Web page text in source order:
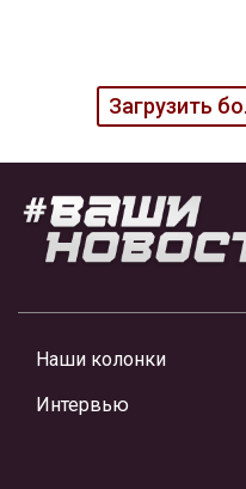
Загрузить
Наши колонки
Интервью